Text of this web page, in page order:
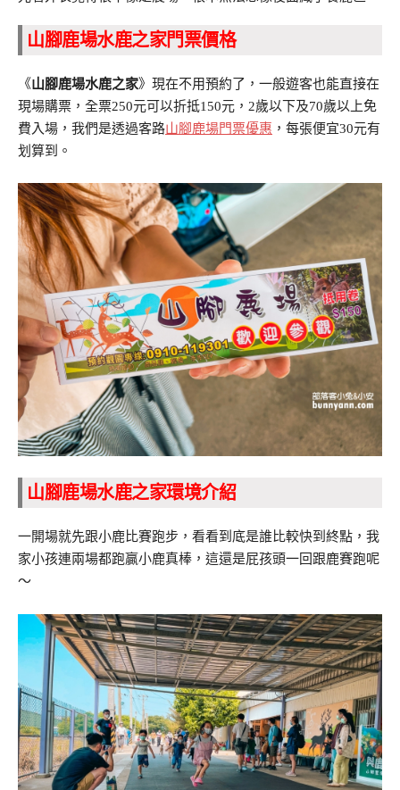
山腳鹿場水鹿之家門票價格
《山腳鹿場水鹿之家》現在不用預約了，一般遊客也能直接在
現場購票，全票250元可以折抵150元，2歲以下及70歲以上免
費入場，我們是透過客路山腳鹿場門票優惠 ，每張便宜30元有
划算到。
山腳鹿場水鹿之家環境介紹
一開場就先跟小鹿比賽跑步，看看到底是誰比較快到終點，我
家小孩連兩場都跑贏小鹿真棒，這還是屁孩頭一回跟鹿賽跑呢
～